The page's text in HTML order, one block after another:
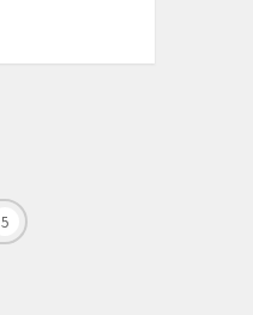
5